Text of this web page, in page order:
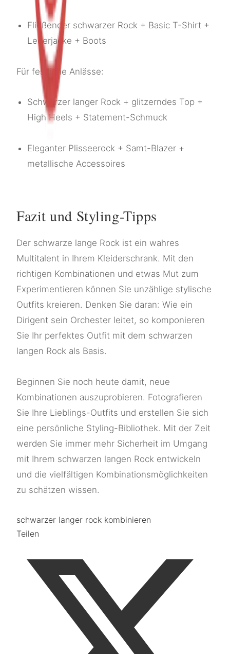
Fließender schwarzer Rock + Basic T-Shirt +
Lederjacke + Boots
Für festliche Anlässe:
Schwarzer langer Rock + glitzerndes Top +
High Heels + Statement-Schmuck
Eleganter Plisseerock + Samt-Blazer +
metallische Accessoires
Fazit und Styling-Tipps
Der schwarze lange Rock ist ein wahres
Multitalent in Ihrem Kleiderschrank. Mit den
richtigen Kombinationen und etwas Mut zum
Experimentieren können Sie unzählige stylische
Outfits kreieren. Denken Sie daran: Wie ein
Dirigent sein Orchester leitet, so komponieren
Sie Ihr perfektes Outfit mit dem schwarzen
langen Rock als Basis.
Beginnen Sie noch heute damit, neue
Kombinationen auszuprobieren. Fotografieren
Sie Ihre Lieblings-Outfits und erstellen Sie sich
eine persönliche Styling-Bibliothek. Mit der Zeit
werden Sie immer mehr Sicherheit im Umgang
mit Ihrem schwarzen langen Rock entwickeln
und die vielfältigen Kombinationsmöglichkeiten
zu schätzen wissen.
schwarzer langer rock kombinieren
Teilen